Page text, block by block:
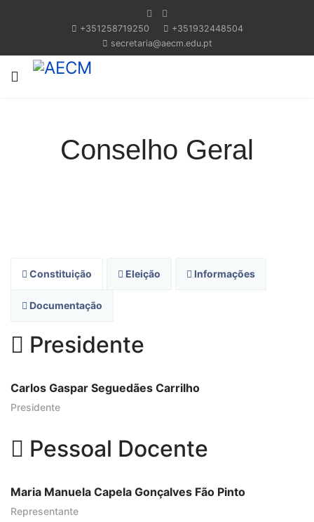
+351258719250
+351932448504
secretaria@aecm.edu.pt
Conselho Geral
Constituição Eleição Informações
Documentação
Presidente
Carlos Gaspar Seguedães Carrilho
Presidente
Pessoal Docente
Maria Manuela Capela Gonçalves Fão Pinto
Representante